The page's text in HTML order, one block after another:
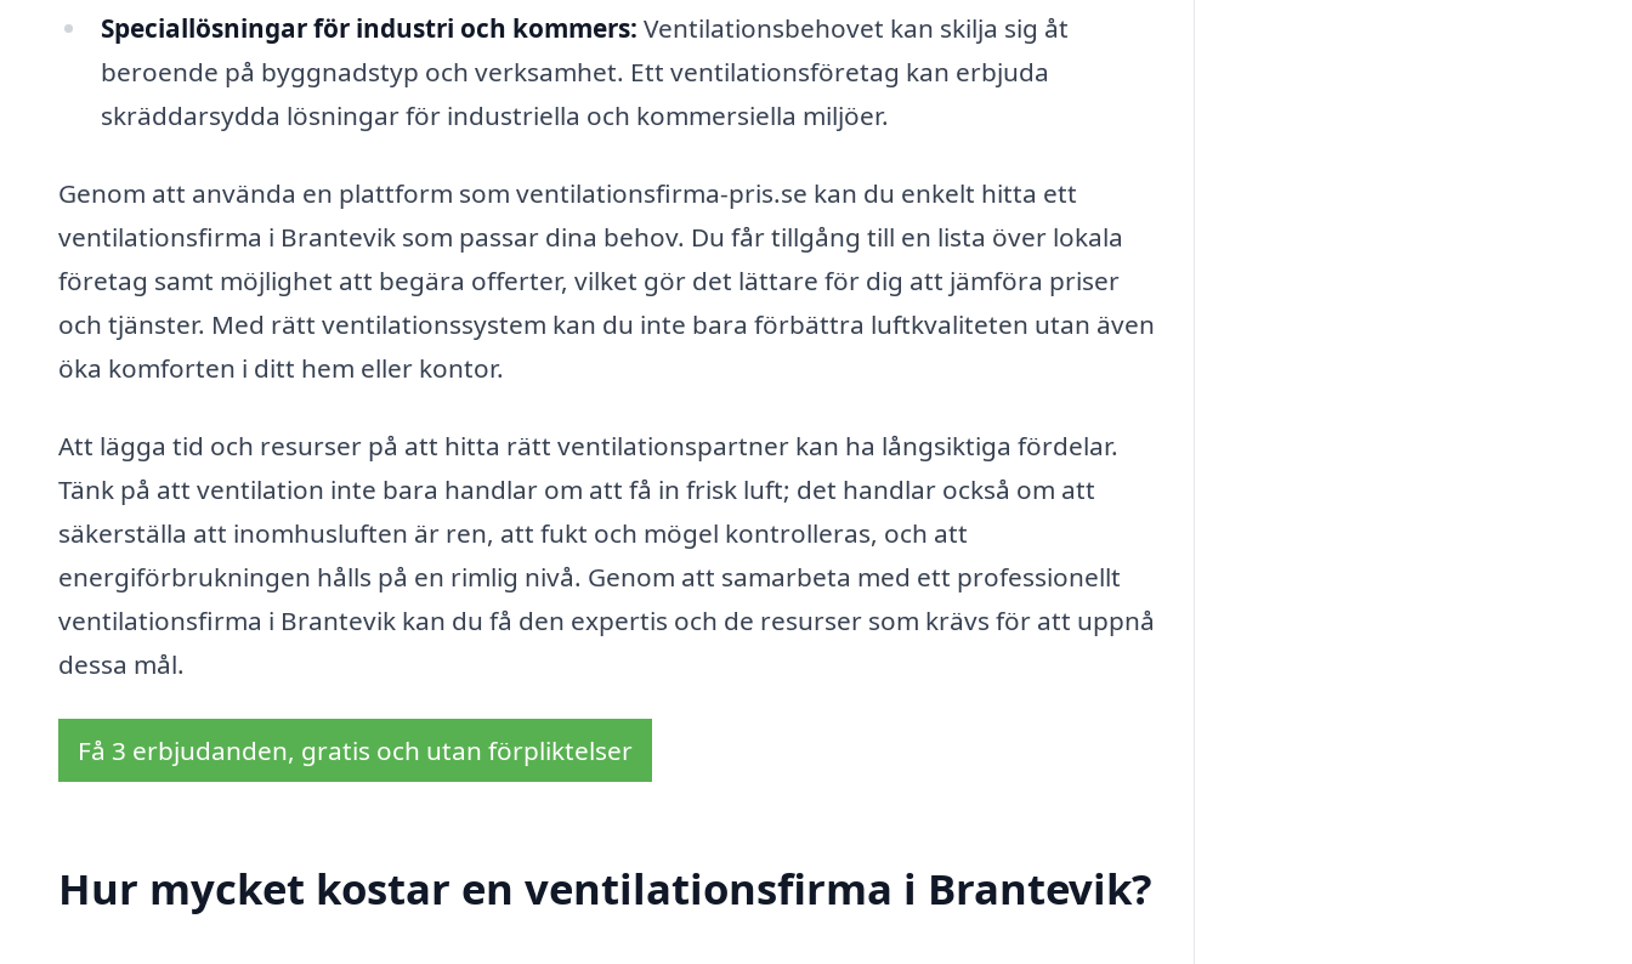
Speciallösningar för industri och kommers: Ventilationsbehovet kan skilja sig åt
beroende på byggnadstyp och verksamhet. Ett ventilationsföretag kan erbjuda
skräddarsydda lösningar för industriella och kommersiella miljöer.
Genom att använda en plattform som ventilationsfirma-pris.se kan du enkelt hitta ett
ventilationsfirma i Brantevik som passar dina behov. Du får tillgång till en lista över lokala
företag samt möjlighet att begära offerter, vilket gör det lättare för dig att jämföra priser
och tjänster. Med rätt ventilationssystem kan du inte bara förbättra luftkvaliteten utan även
öka komforten i ditt hem eller kontor.
Att lägga tid och resurser på att hitta rätt ventilationspartner kan ha långsiktiga fördelar.
Tänk på att ventilation inte bara handlar om att få in frisk luft; det handlar också om att
säkerställa att inomhusluften är ren, att fukt och mögel kontrolleras, och att
energiförbrukningen hålls på en rimlig nivå. Genom att samarbeta med ett professionellt
ventilationsfirma i Brantevik kan du få den expertis och de resurser som krävs för att uppnå
dessa mål.
Få 3 erbjudanden, gratis och utan förpliktelser
Hur mycket kostar en ventilationsfirma i Brantevik?